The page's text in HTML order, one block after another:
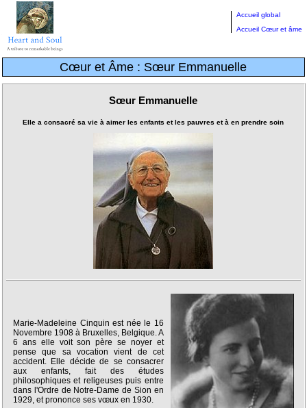
Accueil global
Accueil Cœur et âme
Cœur et Âme : Sœur Emmanuelle
Sœur Emmanuelle
Elle a consacré sa vie à aimer les enfants et les pauvres et à en prendre soin
Marie-Madeleine Cinquin est née le 16
Novembre 1908 à Bruxelles, Belgique. A
6 ans elle voit son père se noyer et
pense que sa vocation vient de cet
accident. Elle décide de se consacrer
aux enfants, fait des études
philosophiques et religeuses puis entre
dans l'Ordre de Notre-Dame de Sion en
1929, et prononce ses vœux en 1930.